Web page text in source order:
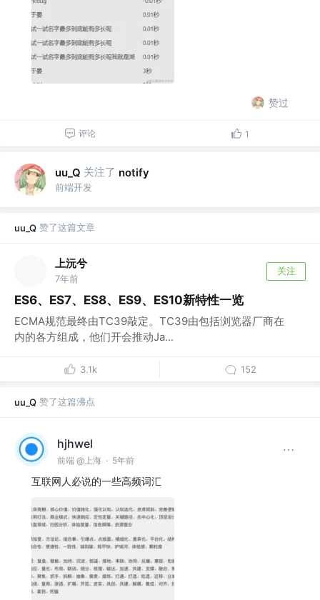
赞过
评论 1
uu_Q 关注了 notify
前端开发
uu_Q 赞了这篇文章
上沅兮
7年前
关注
ES6、ES7、ES8、ES9、ES10新特性一览
ECMA规范最终由TC39敲定。TC39由包括浏览器厂商在
内的各方组成，他们开会推动Ja...
3.1k 152
uu_Q 赞了这篇沸点
hjhwel
前端 @上海 · 5年前
互联网人必说的一些高频词汇